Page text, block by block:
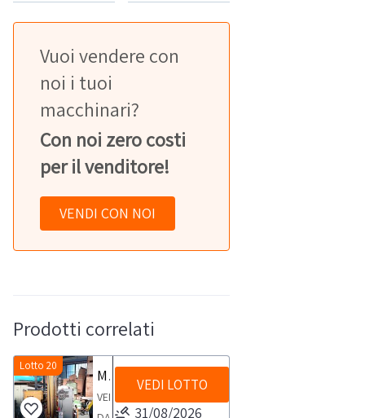
Vuoi vendere con
noi i tuoi
macchinari?
Con noi zero costi
per il venditore!
VENDI CON NOI
Prodotti correlati
Lotto 20
Muletto
VENDITA
VEDI LOTTO
31/08/2026